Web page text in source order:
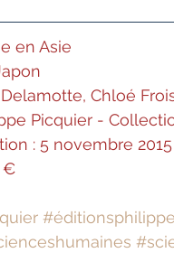
en Asie
Chloé
Picquier -
: 5 novembre
€